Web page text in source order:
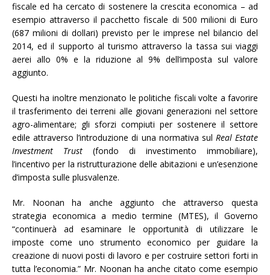
fiscale ed ha cercato di sostenere la crescita economica – ad
esempio attraverso il pacchetto fiscale di 500 milioni di Euro
(687 milioni di dollari) previsto per le imprese nel bilancio del
2014, ed il supporto al turismo attraverso la tassa sui viaggi
aerei allo 0% e la riduzione al 9% dell’imposta sul valore
aggiunto.
Questi ha inoltre menzionato le politiche fiscali volte a favorire
il trasferimento dei terreni alle giovani generazioni nel settore
agro-alimentare; gli sforzi compiuti per sostenere il settore
edile attraverso l’introduzione di una normativa sul Real Estate
Investment Trust (fondo di investimento immobiliare),
l’incentivo per la ristrutturazione delle abitazioni e un’esenzione
d’imposta sulle plusvalenze.
Mr. Noonan ha anche aggiunto che attraverso questa
strategia economica a medio termine (MTES), il Governo
“continuerà ad esaminare le opportunità di utilizzare le
imposte come uno strumento economico per guidare la
creazione di nuovi posti di lavoro e per costruire settori forti in
tutta l’economia.” Mr. Noonan ha anche citato come esempio